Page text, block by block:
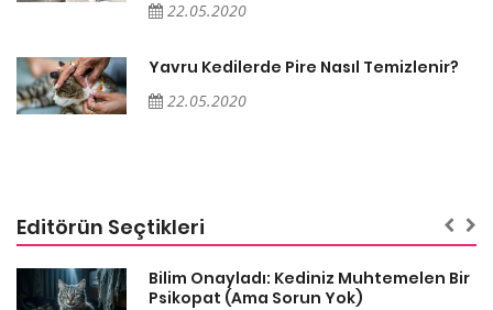
22.05.2020
Yavru Kedilerde Pire Nasıl Temizlenir?
22.05.2020
Editörün Seçtikleri
Bilim Onayladı: Kediniz Muhtemelen Bir
Psikopat (Ama Sorun Yok)